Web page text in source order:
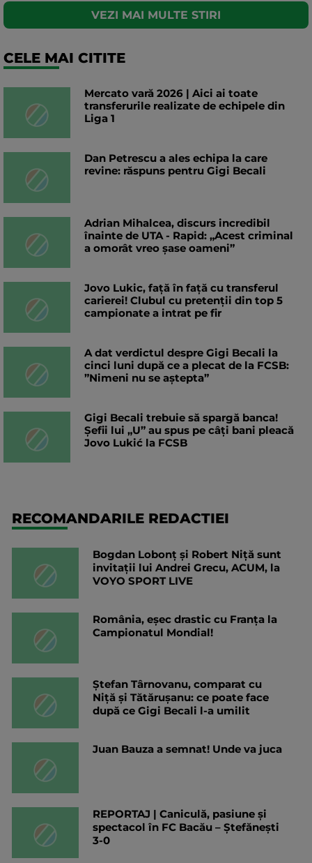
VEZI MAI MULTE STIRI
CELE MAI CITITE
Mercato vară 2026 | Aici ai toate
transferurile realizate de echipele din
Liga 1
Dan Petrescu a ales echipa la care
revine: răspuns pentru Gigi Becali
Adrian Mihalcea, discurs incredibil
înainte de UTA - Rapid: „Acest criminal
a omorât vreo șase oameni”
Jovo Lukic, față în față cu transferul
carierei! Clubul cu pretenții din top 5
campionate a intrat pe fir
A dat verdictul despre Gigi Becali la
cinci luni după ce a plecat de la FCSB:
”Nimeni nu se aștepta”
Gigi Becali trebuie să spargă banca!
Șefii lui „U” au spus pe câți bani pleacă
Jovo Lukić la FCSB
RECOMANDARILE REDACTIEI
Bogdan Lobonț și Robert Niță sunt
invitații lui Andrei Grecu, ACUM, la
VOYO SPORT LIVE
România, eșec drastic cu Franța la
Campionatul Mondial!
Ștefan Târnovanu, comparat cu
Niță și Tătărușanu: ce poate face
după ce Gigi Becali l-a umilit
Juan Bauza a semnat! Unde va juca
REPORTAJ | Caniculă, pasiune și
spectacol în FC Bacău – Ștefănești
3-0